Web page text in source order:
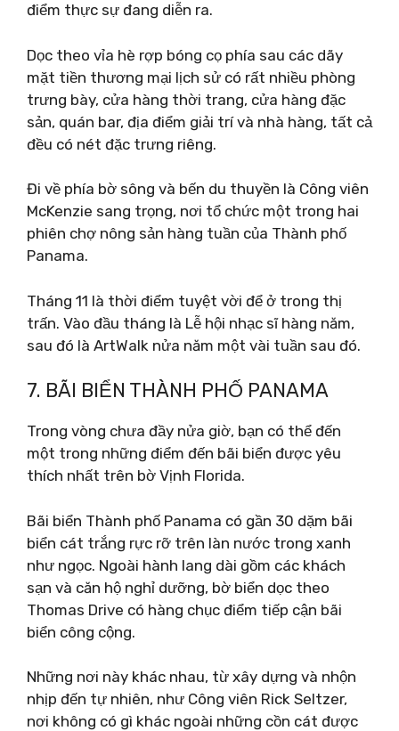
điểm thực sự đang diễn ra.
Dọc theo vỉa hè rợp bóng cọ phía sau các dãy
mặt tiền thương mại lịch sử có rất nhiều phòng
trưng bày, cửa hàng thời trang, cửa hàng đặc
sản, quán bar, địa điểm giải trí và nhà hàng, tất cả
đều có nét đặc trưng riêng.
Đi về phía bờ sông và bến du thuyền là Công viên
McKenzie sang trọng, nơi tổ chức một trong hai
phiên chợ nông sản hàng tuần của Thành phố
Panama.
Tháng 11 là thời điểm tuyệt vời để ở trong thị
trấn. Vào đầu tháng là Lễ hội nhạc sĩ hàng năm,
sau đó là ArtWalk nửa năm một vài tuần sau đó.
7. BÃI BIỂN THÀNH PHỐ PANAMA
Trong vòng chưa đầy nửa giờ, bạn có thể đến
một trong những điểm đến bãi biển được yêu
thích nhất trên bờ Vịnh Florida.
Bãi biển Thành phố Panama có gần 30 dặm bãi
biển cát trắng rực rỡ trên làn nước trong xanh
như ngọc. Ngoài hành lang dài gồm các khách
sạn và căn hộ nghỉ dưỡng, bờ biển dọc theo
Thomas Drive có hàng chục điểm tiếp cận bãi
biển công cộng.
Những nơi này khác nhau, từ xây dựng và nhộn
nhịp đến tự nhiên, như Công viên Rick Seltzer,
nơi không có gì khác ngoài những cồn cát được